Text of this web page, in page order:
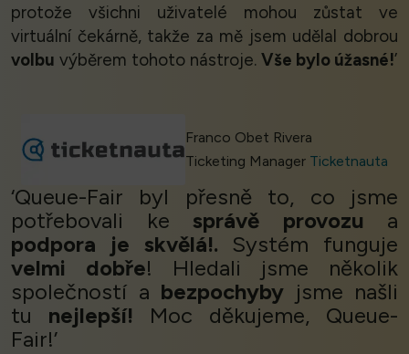
protože všichni uživatelé mohou zůstat ve
virtuální čekárně, takže za mě jsem udělal dobrou
volbu výběrem tohoto nástroje. Vše bylo úžasné!’
Franco Obet Rivera
Ticketing Manager Ticketnauta
‘Queue-Fair byl přesně to, co jsme
potřebovali ke správě provozu a
podpora je skvělá!. Systém funguje
velmi dobře! Hledali jsme několik
společností a bezpochyby jsme našli
tu nejlepší! Moc děkujeme, Queue-
Fair!’